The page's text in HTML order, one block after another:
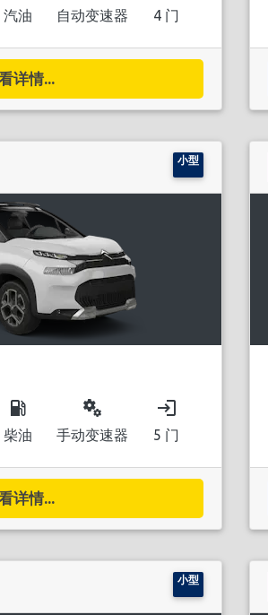
汽油 自动变速器 4 门
详情...
小型
local_gas_station
柴油
miscellaneous_services
手动变速器
login
5 门
详情...
小型